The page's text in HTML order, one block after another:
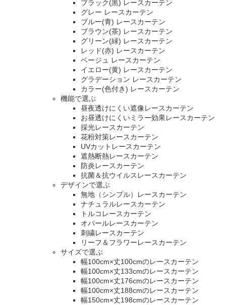
ブラック(黒) レースカーテン
グレー レースカーテン
ブルー(青) レースカーテン
ブラウン(茶) レースカーテン
グリーン(緑) レースカーテン
レッド(赤) レースカーテン
ベージュ レースカーテン
イエロー(黄) レースカーテン
グラデーション レースカーテン
カラー(色付き) レースカーテン
機能で選ぶ
昼夜透けにくい遮像レースカーテン
お昼透けにくいミラー効果レースカーテン
採光レースカーテン
花粉対策レースカーテン
UVカットレースカーテン
遮熱断熱レースカーテン
防炎レースカーテン
抗菌＆抗ウイルスレースカーテン
デザインで選ぶ
無地（シンプル）レースカーテン
ナチュラルレースカーテン
トルコレースカーテン
オパールレースカーテン
刺繍レースカーテン
リーフ＆フラワーレースカーテン
サイズで選ぶ
幅100cm×丈100cmのレースカーテン
幅100cm×丈133cmのレースカーテン
幅100cm×丈176cmのレースカーテン
幅100cm×丈188cmのレースカーテン
幅150cm×丈198cmのレースカーテン